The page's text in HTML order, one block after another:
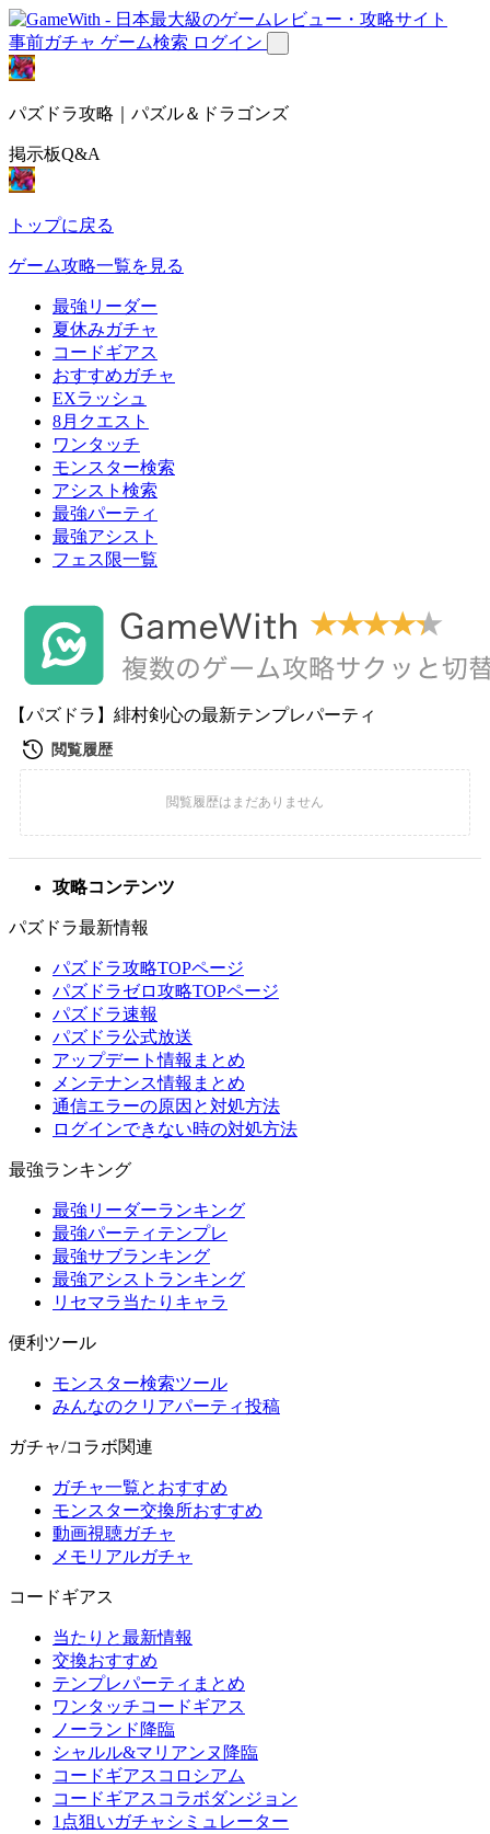
事前ガチャ ゲーム検索 ログイン
パズドラ攻略｜パズル＆ドラゴンズ
掲示板Q&A
トップに戻る
ゲーム攻略一覧を見る
最強リーダー
夏休みガチャ
コードギアス
おすすめガチャ
EXラッシュ
8月クエスト
ワンタッチ
モンスター検索
アシスト検索
最強パーティ
最強アシスト
フェス限一覧
【パズドラ】緋村剣心の最新テンプレパーティ
攻略コンテンツ
パズドラ最新情報
パズドラ攻略TOPページ
パズドラゼロ攻略TOPページ
パズドラ速報
パズドラ公式放送
アップデート情報まとめ
メンテナンス情報まとめ
通信エラーの原因と対処方法
ログインできない時の対処方法
最強ランキング
最強リーダーランキング
最強パーティテンプレ
最強サブランキング
最強アシストランキング
リセマラ当たりキャラ
便利ツール
モンスター検索ツール
みんなのクリアパーティ投稿
ガチャ/コラボ関連
ガチャ一覧とおすすめ
モンスター交換所おすすめ
動画視聴ガチャ
メモリアルガチャ
コードギアス
当たりと最新情報
交換おすすめ
テンプレパーティまとめ
ワンタッチコードギアス
ノーランド降臨
シャルル&マリアンヌ降臨
コードギアスコロシアム
コードギアスコラボダンジョン
1点狙いガチャシミュレーター